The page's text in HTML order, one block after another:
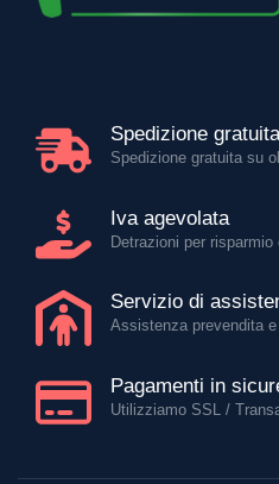
Spedizione gratuita
Spedizione gratuita su
Iva agevolata
Detrazioni per risparmio
Servizio di
Assistenza prevendita
Pagamenti in
Utilizziamo SSL /